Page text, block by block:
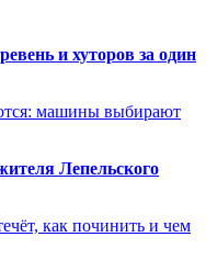
и хуторов за один
машины выбирают
Лепельского
как починить и чем